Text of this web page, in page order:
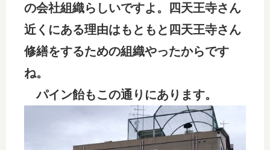
の会社組織らしいですよ。四天王寺さん
近くにある理由はもともと四天王寺さん
修繕をするための組織やったからです
ね。
パイン飴もこの通りにあります。